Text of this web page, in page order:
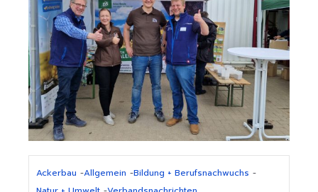
Ackerbau -Allgemein -Bildung + Berufsnachwuchs -